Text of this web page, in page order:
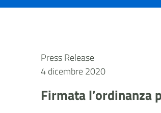
Press Release
4 dicembre 2020
Firmata l’ordinanza